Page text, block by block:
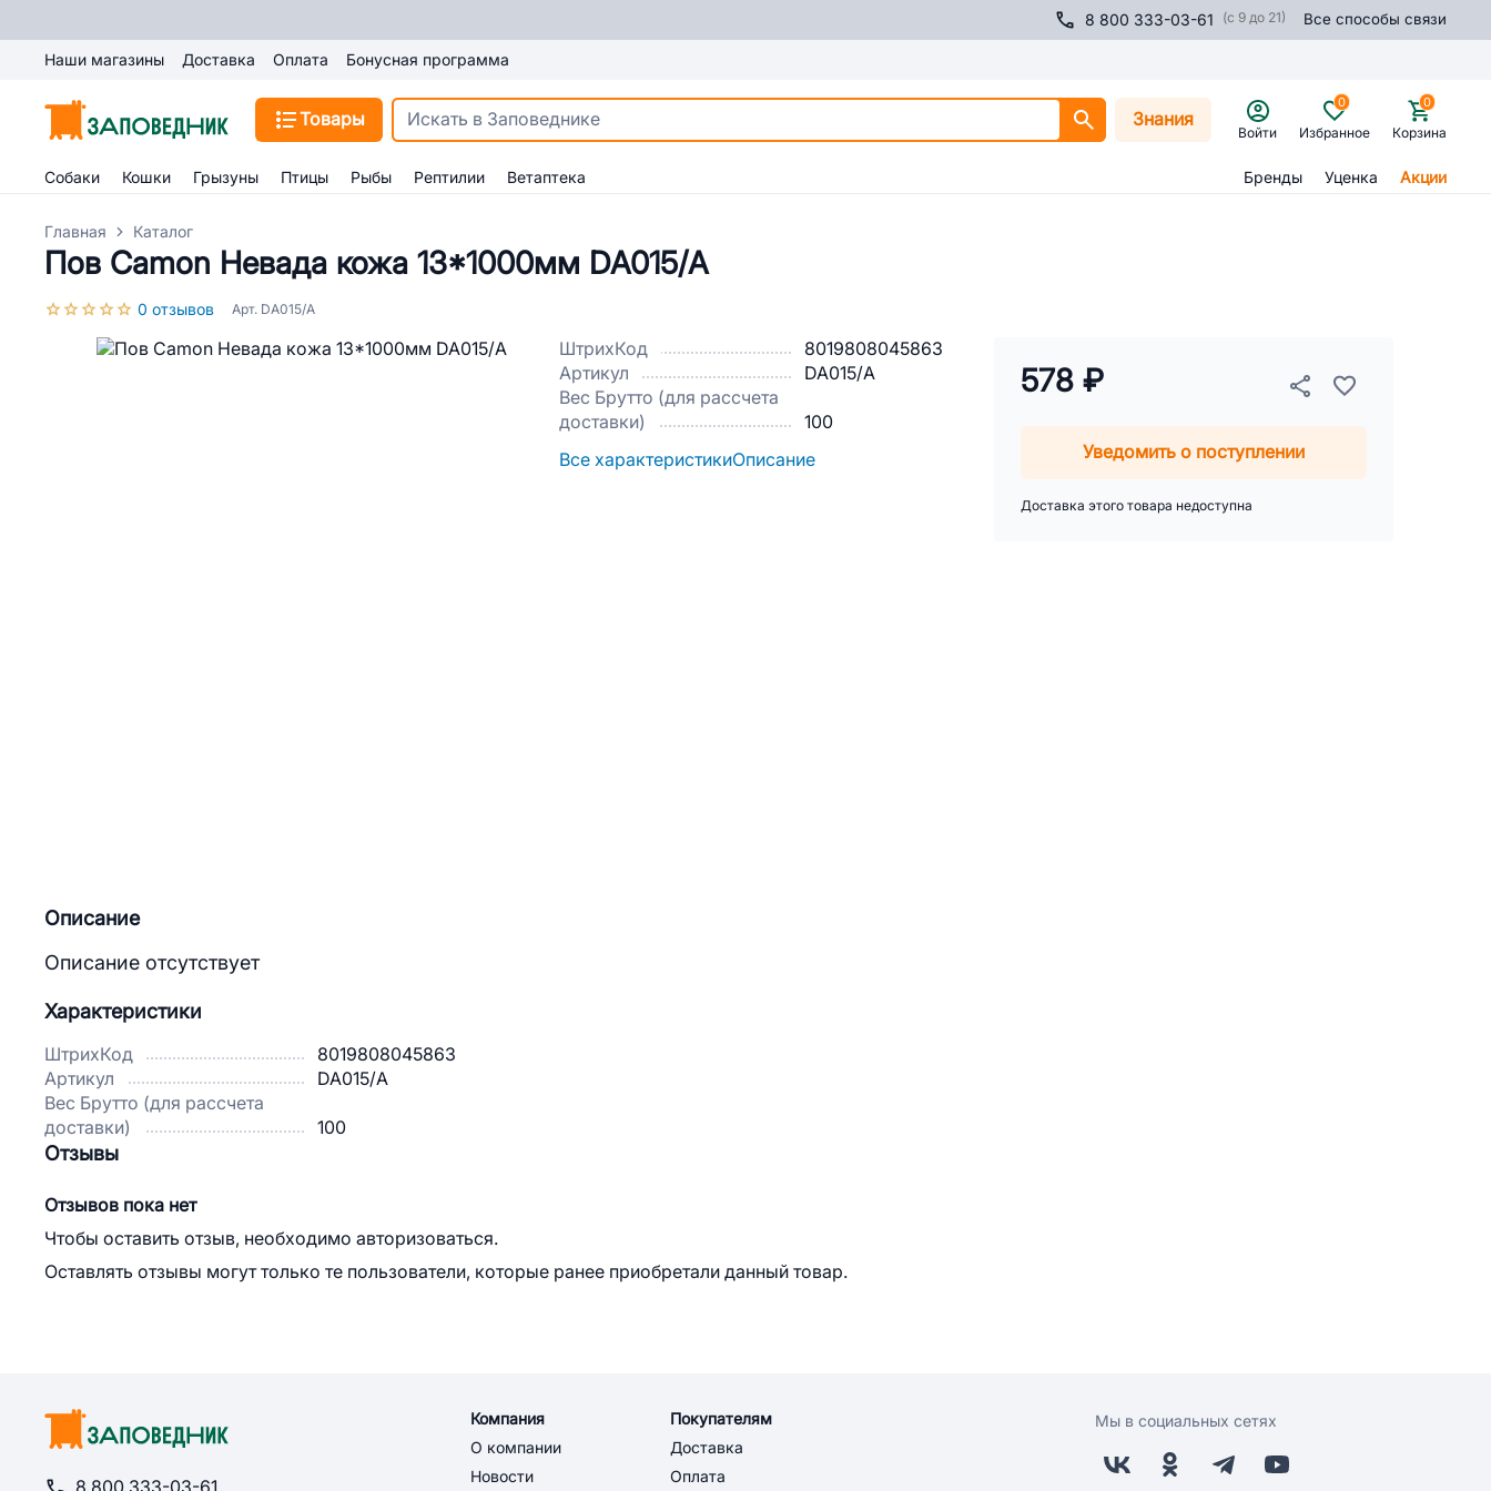
8 800 333-03-61 (с 9 до 21) Все способы связи
Наши магазины Доставка Оплата Бонусная программа
Товары Знания
Войти Избранное
0
Корзина
0
Собаки Кошки Грызуны Птицы Рыбы Рептилии Ветаптека Бренды Уценка Акции
Главная Каталог
Пов Camon Невада кожа 13*1000мм DA015/А
0 отзывов Арт. DA015/А
ШтрихКод
8019808045863
Артикул
DA015/А
Вес Брутто (для рассчета
доставки)
100
Все характеристикиОписание
578 ₽
Уведомить о поступлении
Доставка этого товара недоступна
Описание
Описание отсутствует
Характеристики
ШтрихКод
8019808045863
Артикул
DA015/А
Вес Брутто (для рассчета
доставки)
100
Отзывы
Отзывов пока нет
Чтобы оставить отзыв, необходимо авторизоваться.
Оставлять отзывы могут только те пользователи, которые ранее приобретали данный товар.
8 800 333-03-61
Компания
О компании
Новости
Покупателям
Доставка
Оплата
Мы в социальных сетях